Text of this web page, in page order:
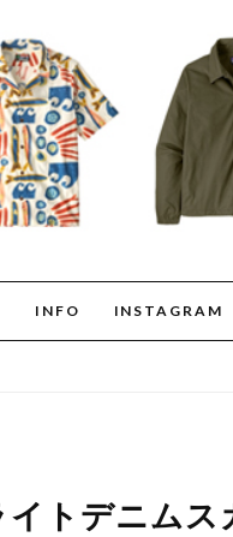
INFO INSTAGRAM
トデニムス